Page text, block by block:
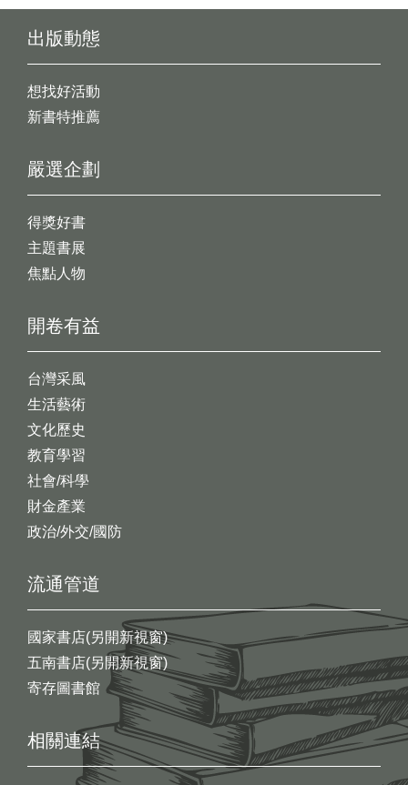
出版動態
想找好活動
新書特推薦
開卷有益
台灣采風
生活藝術
文化歷史
教育學習
社會/科學
財金產業
政治/外交/國防
嚴選企劃
得獎好書
主題書展
焦點人物
流通管道
國家書店(另開新視窗)
五南書店(另開新視窗)
寄存圖書館
相關連結